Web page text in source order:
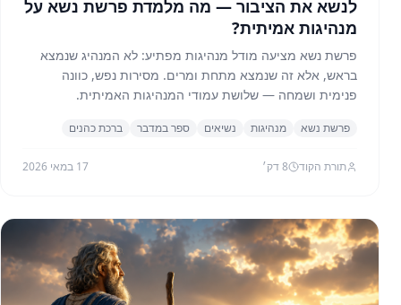
לנשא את הציבור — מה מלמדת פרשת נשא על
מנהיגות אמיתית?
פרשת נשא מציעה מודל מנהיגות מפתיע: לא המנהיג שנמצא
בראש, אלא זה שנמצא מתחת ומרים. מסירות נפש, כוונה
פנימית ושמחה — שלושת עמודי המנהיגות האמיתית.
פרשת נשא מנהיגות נשיאים ספר במדבר ברכת כהנים
תורת הקוד 8דק׳ 17 במאי 2026